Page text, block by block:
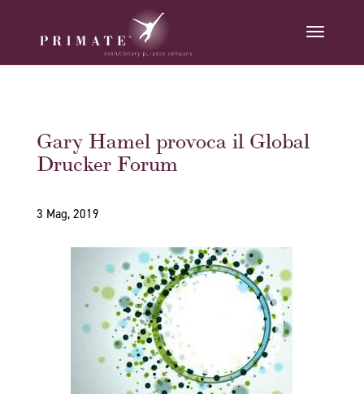
Gary Hamel provoca il Global
Drucker Forum
3 Mag, 2019